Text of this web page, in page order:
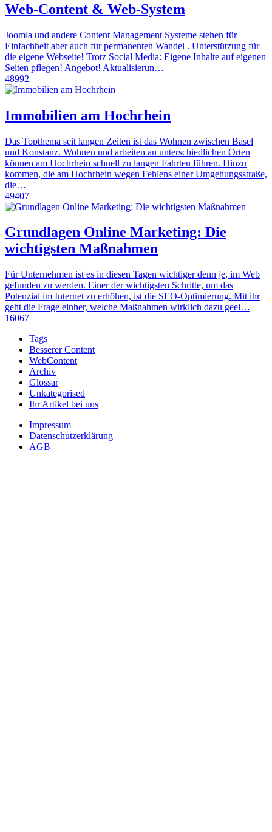
Web-Content & Web-System
Joomla und andere Content Management Systeme stehen für
Einfachheit aber auch für permanenten Wandel . Unterstützung für
die eigene Webseite! Trotz Social Media: Eigene Inhalte auf eigenen
Seiten pflegen! Angebot! Aktualisierun…
48992
Immobilien am Hochrhein
Das Topthema seit langen Zeiten ist das Wohnen zwischen Basel
und Konstanz. Wohnen und arbeiten an unterschiedlichen Orten
können am Hochrhein schnell zu langen Fahrten führen. Hinzu
kommen, die am Hochrhein wegen Fehlens einer Umgehungsstraße,
die…
49407
Grundlagen Online Marketing: Die
wichtigsten Maßnahmen
Für Unternehmen ist es in diesen Tagen wichtiger denn je, im Web
gefunden zu werden. Einer der wichtigsten Schritte, um das
Potenzial im Internet zu erhöhen, ist die SEO-Optimierung. Mit ihr
geht die Frage einher, welche Maßnahmen wirklich dazu geei…
16067
Tags
Besserer Content
WebContent
Archiv
Glossar
Unkategorised
Ihr Artikel bei uns
Impressum
Datenschutzerklärung
AGB